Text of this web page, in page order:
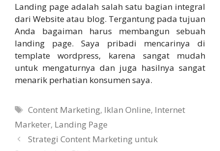
Landing page adalah salah satu bagian integral
dari Website atau blog. Tergantung pada tujuan
Anda bagaiman harus membangun sebuah
landing page. Saya pribadi mencarinya di
template wordpress, karena sangat mudah
untuk mengaturnya dan juga hasilnya sangat
menarik perhatian konsumen saya.
Tags
Content Marketing, Iklan Online, Internet
Marketer, Landing Page
Strategi Content Marketing untuk